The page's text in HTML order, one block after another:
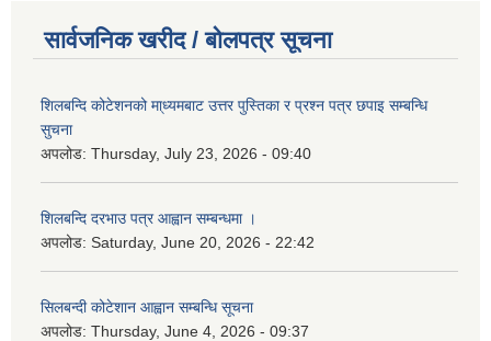
सार्वजनिक खरीद / बोलपत्र सूचना
शिलबन्दि कोटेशनको मा्ध्यमबाट उत्तर पुस्तिका र प्रश्न पत्र छपाइ सम्बन्धि
सुचना
अपलोड: Thursday, July 23, 2026 - 09:40
शिलबन्दि दरभाउ पत्र आह्वान सम्बन्धमा ।
अपलोड: Saturday, June 20, 2026 - 22:42
सिलबन्दी कोटेशान आह्वान सम्बन्धि सूचना
अपलोड: Thursday, June 4, 2026 - 09:37